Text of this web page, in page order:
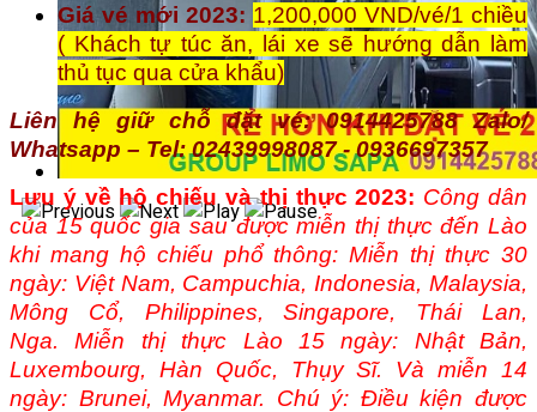
Giá vé mới 2023: 1,200,000 VND/vé/1 chiều
( Khách tự túc ăn, lái xe sẽ hướng dẫn làm
thủ tục qua cửa khẩu)
Liên hệ giữ chỗ đặt vé: 0914425788 Zalo/
Whatsapp – Tel: 02439998087 - 0936697357
Lưu ý về hộ chiếu và thị thực 2023: Công dân
của 15 quốc gia sau được miễn thị thực đến Lào
khi mang hộ chiếu phổ thông:Miễn thị thực 30
ngày: Việt Nam, Campuchia, Indonesia, Malaysia,
Mông Cổ, Philippines, Singapore, Thái Lan,
Nga.Miễn thị thực Lào 15 ngày: Nhật Bản,
Luxembourg, Hàn Quốc, Thụy Sĩ. Và miễn 14
ngày: Brunei, Myanmar. Chú ý: Điều kiện được